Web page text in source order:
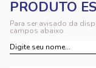
Para ser avisado da
campos abaixo.